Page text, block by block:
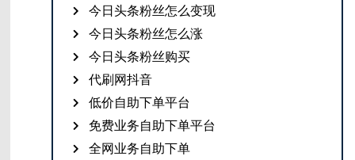
今日头条粉丝怎么变现
今日头条粉丝怎么涨
今日头条粉丝购买
代刷网抖音
低价自助下单平台
免费业务自助下单平台
全网业务自助下单